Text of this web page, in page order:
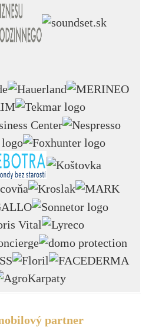
partner